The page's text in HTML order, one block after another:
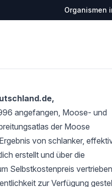
Organismen
angefangen, Moose- und
der Moose
von schlanker,
erstellt und über die
Selbstkostenpreis
zur Verfügung